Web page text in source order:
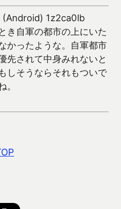
1z2ca0lb
き自軍の都市の上にいた
かったような。自軍都市
先されて中身みれないと
しそうならそれもついで
。